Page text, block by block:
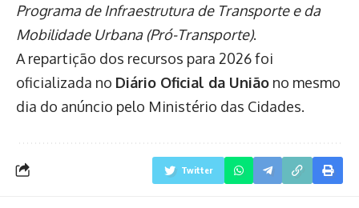
Programa de Infraestrutura de Transporte e da
Mobilidade Urbana (Pró-Transporte).
A repartição dos recursos para 2026 foi
oficializada no Diário Oficial da União no mesmo
dia do anúncio pelo Ministério das Cidades.
Twitter